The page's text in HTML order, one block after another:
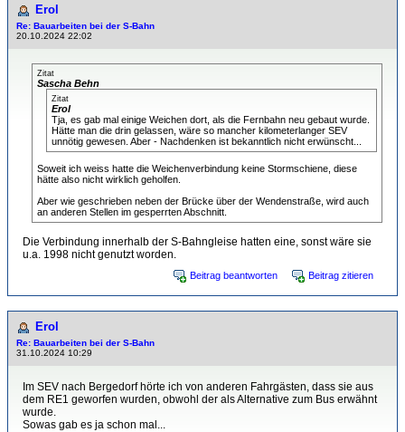
Erol
Re: Bauarbeiten bei der S-Bahn
20.10.2024 22:02
Zitat
Sascha Behn
Zitat
Erol
Tja, es gab mal einige Weichen dort, als die Fernbahn neu gebaut wurde.
Hätte man die drin gelassen, wäre so mancher kilometerlanger SEV
unnötig gewesen. Aber - Nachdenken ist bekanntlich nicht erwünscht...
Soweit ich weiss hatte die Weichenverbindung keine Stormschiene, diese
hätte also nicht wirklich geholfen.
Aber wie geschrieben neben der Brücke über der Wendenstraße, wird auch
an anderen Stellen im gesperrten Abschnitt.
Die Verbindung innerhalb der S-Bahngleise hatten eine, sonst wäre sie
u.a. 1998 nicht genutzt worden.
Beitrag beantworten Beitrag zitieren
Erol
Re: Bauarbeiten bei der S-Bahn
31.10.2024 10:29
Im SEV nach Bergedorf hörte ich von anderen Fahrgästen, dass sie aus
dem RE1 geworfen wurden, obwohl der als Alternative zum Bus erwähnt
wurde.
Sowas gab es ja schon mal...